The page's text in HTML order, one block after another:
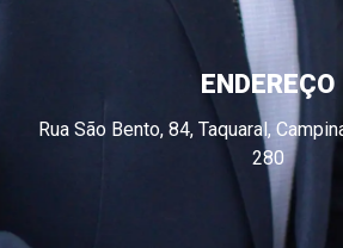
ENDEREÇO
Rua São Bento, 84, Taquaral,
280